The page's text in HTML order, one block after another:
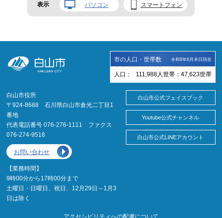
表示 パソコン スマートフォン
市の人口・世帯数 令和8年6月末日現在
人口： 111,988 人 世帯： 47,623世帯
白山市役所
〒924-8688 石川県白山市倉光二丁目1
番地
代表電話番号 076-276-1111 ファクス
076-274-9518
お問い合わせ
【業務時間】
9時00分から17時00分まで
土曜日・日曜日、祝日、12月29日～1月3
日は除く
白山市公式フェイスブック
Youtube公式チャンネル
白山市公式LINEアカウント
アクセシビリティへの配慮について